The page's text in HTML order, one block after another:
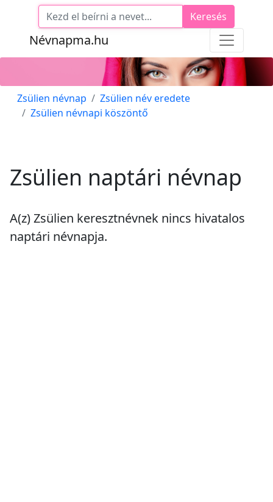
Névnapma.hu
Keresés
Zsülien névnap
Zsülien név eredete
Zsülien névnapi köszöntő
Zsülien naptári névnap
A(z) Zsülien keresztnévnek nincs hivatalos
naptári névnapja.